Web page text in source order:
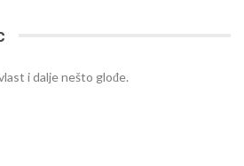
i dalje nešto glođe.